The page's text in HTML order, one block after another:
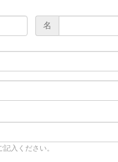
名
入ください。